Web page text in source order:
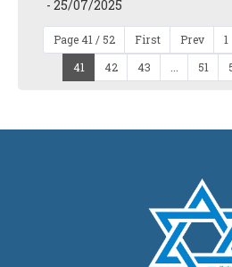
- 25/07/2025
Page 41 / 52 First Prev 1
41
42 43 51